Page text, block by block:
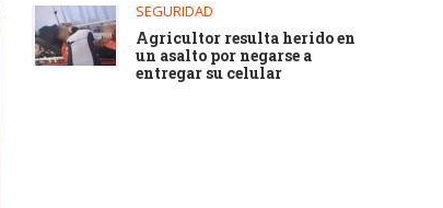
SEGURIDAD
Agricultor resulta herido en
un asalto por negarse a
entregar su celular